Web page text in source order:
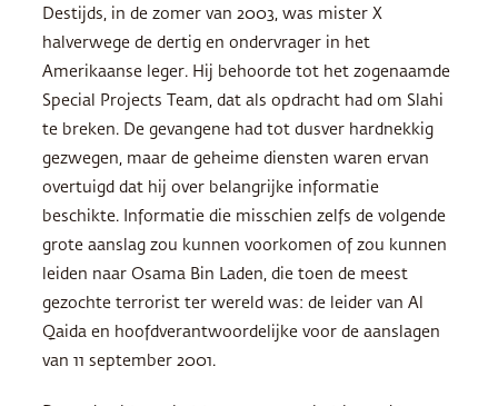
Destijds, in de zomer van 2003, was mister X
halverwege de dertig en ondervrager in het
Amerikaanse leger. Hij behoorde tot het zogenaamde
Special Projects Team, dat als opdracht had om Slahi
te breken. De gevangene had tot dusver hardnekkig
gezwegen, maar de geheime diensten waren ervan
overtuigd dat hij over belangrijke informatie
beschikte. Informatie die misschien zelfs de volgende
grote aanslag zou kunnen voorkomen of zou kunnen
leiden naar Osama Bin Laden, die toen de meest
gezochte terrorist ter wereld was: de leider van Al
Qaida en hoofdverantwoordelijke voor de aanslagen
van 11 september 2001.